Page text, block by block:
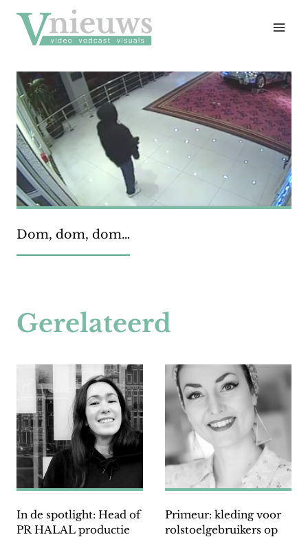
naar
inhoud
Dom, dom, dom…
Gerelateerd
In de spotlight: Head of
PR HALAL productie
Primeur: kleding voor
rolstoelgebruikers op